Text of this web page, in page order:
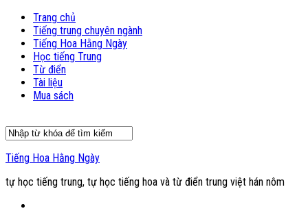
Trang chủ
Tiếng trung chuyên ngành
Tiếng Hoa Hằng Ngày
Học tiếng Trung
Từ điển
Tài liệu
Mua sách
Tiếng Hoa Hằng Ngày
tự học tiếng trung, tự học tiếng hoa và từ điển trung việt hán nôm